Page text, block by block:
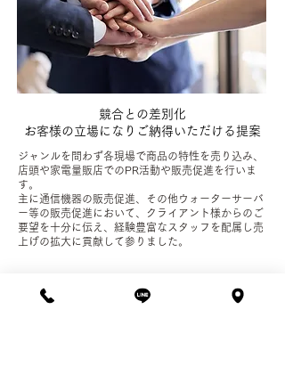
競合との差別化
お客様の立場になりご納得いただける提案
ジャンルを問わず各現場で商品の特性を売り込み、
店頭や家電量販店でのPR活動や販売促進を行いま
す。
主に通信機器の販売促進、その他ウォーターサーバ
ー等の販売促進において、クライアント様からのご
要望を十分に伝え、経験豊富なスタッフを配属し売
上げの拡大に貢献して参りました。